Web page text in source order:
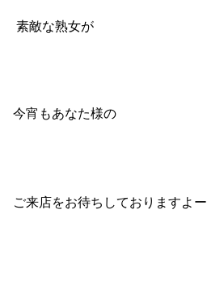
素敵な熟女が
今宵もあなた様の
ご来店をお待ちしておりますよー